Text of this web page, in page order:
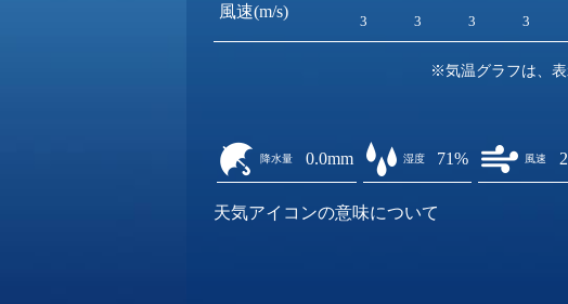
風速(m/s)
3 3 3 3
※気温グラフは、表
降水量 0.0mm 湿度 71% 風速
天気アイコンの意味について